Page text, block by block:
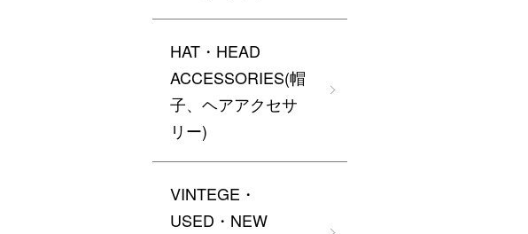
HAT・HEAD
ACCESSORIES(帽
子、ヘアアクセサ
リー)
VINTEGE・
USED・NEW